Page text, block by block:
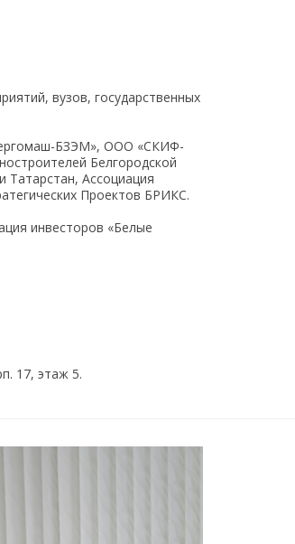
вузов, государственных
БЗЭМ», ООО «СКИФ-
Белгородской
Ассоциация
Проектов БРИКС.
инвесторов «Белые
17, этаж 5.